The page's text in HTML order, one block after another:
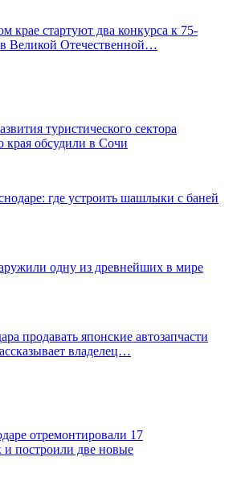
крае стартуют два конкурса к 75-
Великой Отечественной…
туристического сектора
края обсудили в Сочи
где устроить шашлыки с баней
одну из древнейших в мире
продавать японские автозапчасти
владелец…
отремонтировали 17
и построили две новые